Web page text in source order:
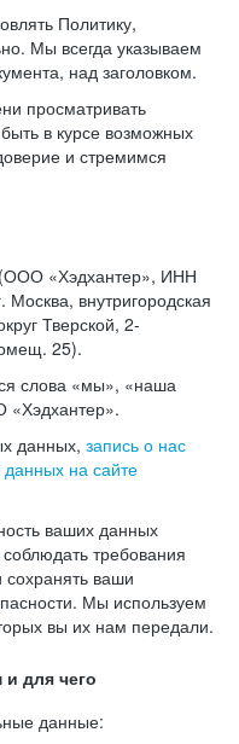
Политику,
Мы всегда указываем
над заголовком.
просматривать
в курсе возможных
и стремимся
«Хэдхантер», ИНН
внутригородская
Тверской, 2-
25).
слова «мы», «наша
«Хэдхантер».
данных, запись о нас
данных на сайте
ваших данных
требования
сохранять ваши
Мы используем
вы их нам передали.
для чего
данные: